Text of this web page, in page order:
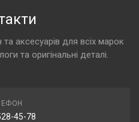
аксесуарів для всіх марок
та оригінальні деталі.
45-78